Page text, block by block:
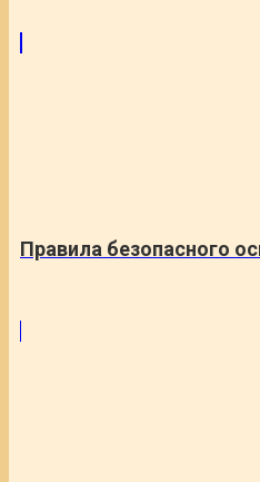
Правила безопасного